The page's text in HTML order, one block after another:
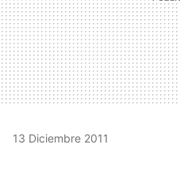
13 Diciembre 2011